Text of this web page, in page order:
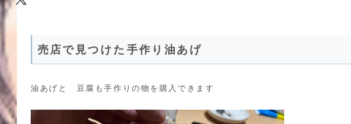
売店で見つけた手作り油あげ
油あげと 豆腐も手作りの物を購入できます